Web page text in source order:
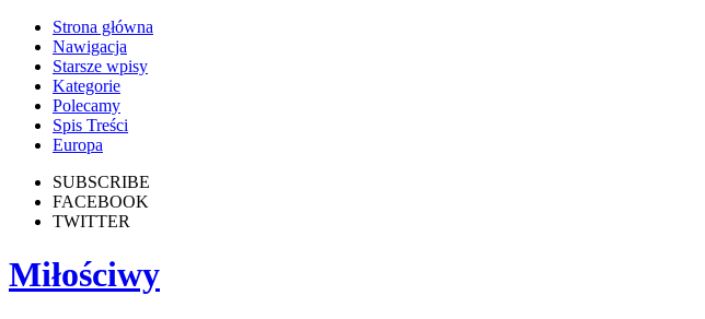
Strona główna
Nawigacja
Starsze wpisy
Kategorie
Polecamy
Spis Treści
Europa
SUBSCRIBE
FACEBOOK
TWITTER
Miłościwy